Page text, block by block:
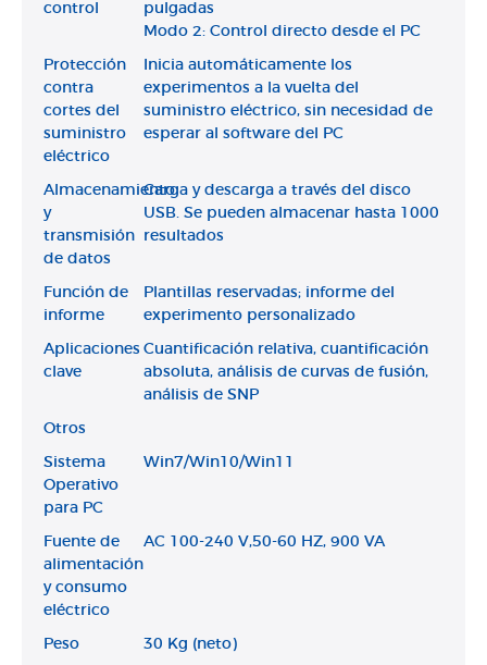
control
pulgadas
Modo 2: Control directo desde el PC
Protección
contra
cortes del
suministro
eléctrico
Inicia automáticamente los
experimentos a la vuelta del
suministro eléctrico, sin necesidad de
esperar al software del PC
Almacenamiento
y
transmisión
de datos
Carga y descarga a través del disco
USB. Se pueden almacenar hasta 1000
resultados
Función de
informe
Plantillas reservadas; informe del
experimento personalizado
Aplicaciones
clave
Cuantificación relativa, cuantificación
absoluta, análisis de curvas de fusión,
análisis de SNP
Otros
Sistema
Operativo
para PC
Win7/Win10/Win11
Fuente de
alimentación
y consumo
eléctrico
AC 100-240 V,50-60 HZ, 900 VA
Peso 30 Kg (neto)